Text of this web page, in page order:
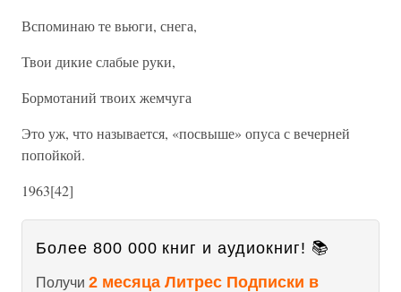
Вспоминаю те вьюги, снега,
Твои дикие слабые руки,
Бормотаний твоих жемчуга
Это уж, что называется, «посвыше» опуса с вечерней
попойкой.
1963[42]
Более 800 000 книг и аудиокниг! 📚
Получи 2 месяца Литрес Подписки в